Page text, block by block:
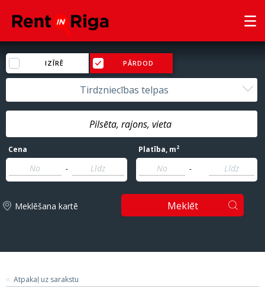
IZĪRĒ PĀRDOD
Tirdzniecības telpas
Cena
-
Platība, m2
-
Meklēšana kartē Meklēt
Atpakaļ uz sarakstu